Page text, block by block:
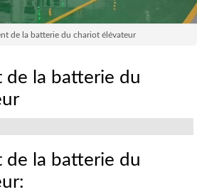
de la batterie du chariot élévateur
de la batterie du
de la batterie du